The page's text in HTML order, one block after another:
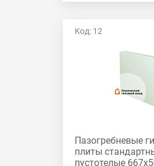
Код: 12
Пазогребневые
плиты
пустотелые